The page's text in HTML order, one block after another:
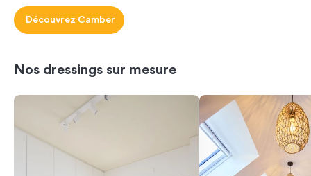
Découvrez Camber
Nos dressings sur mesure